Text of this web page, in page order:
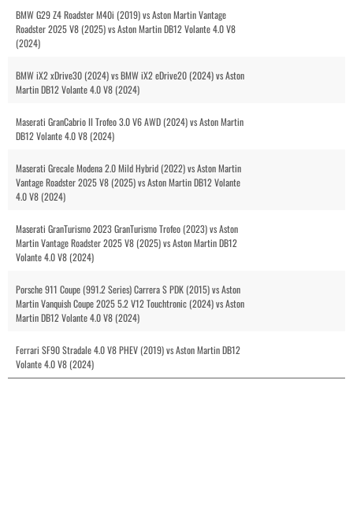
BMW G29 Z4 Roadster M40i (2019) vs Aston Martin Vantage
Roadster 2025 V8 (2025) vs Aston Martin DB12 Volante 4.0 V8
(2024)
BMW iX2 xDrive30 (2024) vs BMW iX2 eDrive20 (2024) vs Aston
Martin DB12 Volante 4.0 V8 (2024)
Maserati GranCabrio II Trofeo 3.0 V6 AWD (2024) vs Aston Martin
DB12 Volante 4.0 V8 (2024)
Maserati Grecale Modena 2.0 Mild Hybrid (2022) vs Aston Martin
Vantage Roadster 2025 V8 (2025) vs Aston Martin DB12 Volante
4.0 V8 (2024)
Maserati GranTurismo 2023 GranTurismo Trofeo (2023) vs Aston
Martin Vantage Roadster 2025 V8 (2025) vs Aston Martin DB12
Volante 4.0 V8 (2024)
Porsche 911 Coupe (991.2 Series) Carrera S PDK (2015) vs Aston
Martin Vanquish Coupe 2025 5.2 V12 Touchtronic (2024) vs Aston
Martin DB12 Volante 4.0 V8 (2024)
Ferrari SF90 Stradale 4.0 V8 PHEV (2019) vs Aston Martin DB12
Volante 4.0 V8 (2024)